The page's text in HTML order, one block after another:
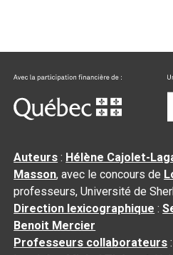
Auteurs : Hélène Cajolet-
Masson, avec le concours de
professeurs, Université de
Direction lexicographique :
Benoit Mercier
Professeurs collaborateurs